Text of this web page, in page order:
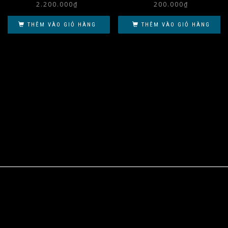
2.200.000₫
THÊM VÀO GIỎ HÀNG
200.000₫
THÊM VÀO GIỎ HÀNG